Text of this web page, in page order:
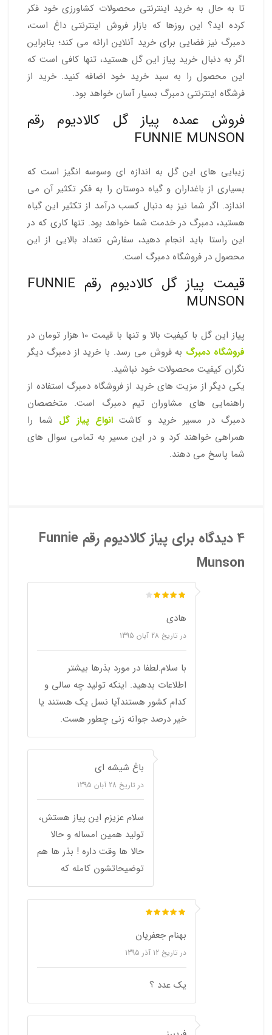
تا به حال به خرید اینترنتی محصولات کشاورزی خود فکر
کرده اید؟ این روزها که بازار فروش اینترنتی داغ است،
دمبرگ نیز فضایی برای خرید آنلاین ارائه می کند؛ بنابراین
اگر به دنبال خرید پیاز این گل هستید، تنها کافی است که
این محصول را به سبد خرید خود اضافه کنید. خرید از
فرشگاه اینترنتی دمبرگ بسیار آسان خواهد بود.
فروش عمده پیاز گل کالادیوم رقم
FUNNIE MUNSON
زیبایی های این گل به اندازه ای وسوسه انگیز است که
بسیاری از باغداران و گیاه دوستان را به فکر تکثیر آن می
اندازد. اگر شما نیز به دنبال کسب در‌آمد از تکثیر این گیاه
هستید، دمبرگ در خدمت شما خواهد بود. تنها کاری که در
این راستا باید انجام دهید، سفارش تعداد بالایی از این
محصول در فروشگاه دمبرگ است.
قیمت پیاز گل کالادیوم رقم FUNNIE
MUNSON
پیاز این گل با کیفیت بالا و تنها با قیمت 10 هزار تومان در
فروشگاه دمبرگ به فروش می رسد. با خرید از دمبرگ دیگر
نگران کیفیت محصولات خود نباشید.
یکی دیگر از مزیت های خرید از فروشگاه دمبرگ استفاده از
راهنمایی های مشاوران تیم دمبرگ است. متخصصان
دمبرگ در مسیر خرید و کاشتانواع پیاز گل شما را
همراهی خواهند کرد و در این مسیر به تمامی سوال های
شما پاسخ می دهند.
4 دیدگاه برای
پیاز کالادیوم رقم Funnie
Munson
هادی
در تاریخ 28 آبان 1395
با سلام.لطفا در مورد بذرها بیشتر
اطلاعات بدهید. اینکه تولید چه سالی و
کدام کشور هستندآیا نسل یک هستند یا
خیر درصد جوانه زنی چطور هست.
باغ شیشه ای
در تاریخ 28 آبان 1395
سلام عزیزم این پیاز هستش،
تولید همین امساله و حالا
حالا ها وقت داره ! بذر ها هم
توضیحاتشون کامله که
بهنام جعفریان
در تاریخ 12 آذر 1395
یک عدد ؟